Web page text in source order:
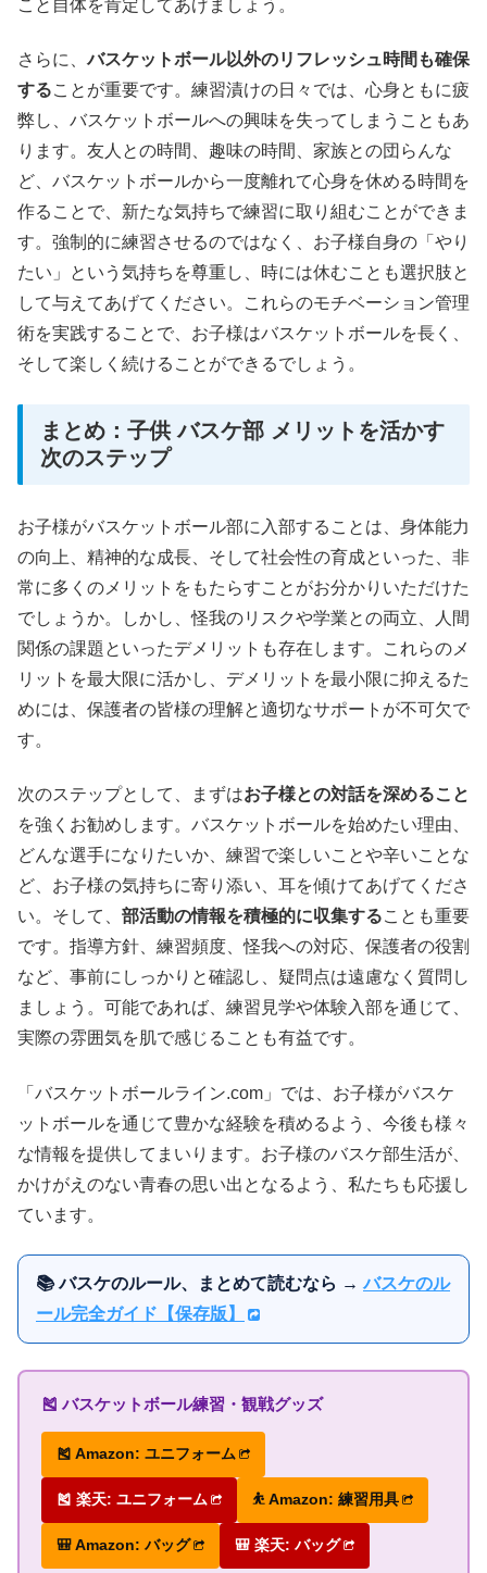
こと自体を肯定してあげましょう。
さらに、バスケットボール以外のリフレッシュ時間も確保
することが重要です。練習漬けの日々では、心身ともに疲
弊し、バスケットボールへの興味を失ってしまうこともあ
ります。友人との時間、趣味の時間、家族との団らんな
ど、バスケットボールから一度離れて心身を休める時間を
作ることで、新たな気持ちで練習に取り組むことができま
す。強制的に練習させるのではなく、お子様自身の「やり
たい」という気持ちを尊重し、時には休むことも選択肢と
して与えてあげてください。これらのモチベーション管理
術を実践することで、お子様はバスケットボールを長く、
そして楽しく続けることができるでしょう。
まとめ：子供 バスケ部 メリットを活かす
次のステップ
お子様がバスケットボール部に入部することは、身体能力
の向上、精神的な成長、そして社会性の育成といった、非
常に多くのメリットをもたらすことがお分かりいただけた
でしょうか。しかし、怪我のリスクや学業との両立、人間
関係の課題といったデメリットも存在します。これらのメ
リットを最大限に活かし、デメリットを最小限に抑えるた
めには、保護者の皆様の理解と適切なサポートが不可欠で
す。
次のステップとして、まずはお子様との対話を深めること
を強くお勧めします。バスケットボールを始めたい理由、
どんな選手になりたいか、練習で楽しいことや辛いことな
ど、お子様の気持ちに寄り添い、耳を傾けてあげてくださ
い。そして、 部活動の情報を積極的に収集することも重要
です。指導方針、練習頻度、怪我への対応、保護者の役割
など、事前にしっかりと確認し、疑問点は遠慮なく質問し
ましょう。可能であれば、練習見学や体験入部を通じて、
実際の雰囲気を肌で感じることも有益です。
「バスケットボールライン.com」では、お子様がバスケ
ットボールを通じて豊かな経験を積めるよう、今後も様々
な情報を提供してまいります。お子様のバスケ部生活が、
かけがえのない青春の思い出となるよう、私たちも応援し
ています。
📚 バスケのルール、まとめて読むなら →バスケのル
ール完全ガイド【保存版】
🎽 バスケットボール練習・観戦グッズ
🎽 Amazon: ユニフォーム
🎽 楽天: ユニフォーム ⛹ Amazon: 練習用具
🎒 Amazon: バッグ 🎒 楽天: バッグ